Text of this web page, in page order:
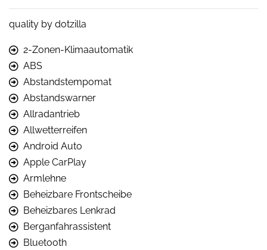
quality by dotzilla
2-Zonen-Klimaautomatik
ABS
Abstandstempomat
Abstandswarner
Allradantrieb
Allwetterreifen
Android Auto
Apple CarPlay
Armlehne
Beheizbare Frontscheibe
Beheizbares Lenkrad
Berganfahrassistent
Bluetooth